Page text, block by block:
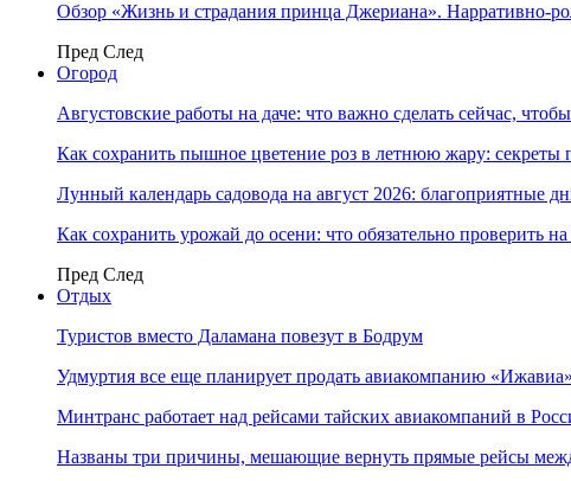
Обзор «Жизнь и страдания принца Джериана». Нарративно-
Пред След
Огород
Августовские работы на даче: что важно сделать сейчас,
Как сохранить пышное цветение роз в летнюю жару: секреты
Лунный календарь садовода на август 2026: благоприятные
Как сохранить урожай до осени: что обязательно проверить
Пред След
Отдых
Туристов вместо Даламана повезут в Бодрум
Удмуртия все еще планирует продать авиакомпанию «Ижавиа»
Минтранс работает над рейсами тайских авиакомпаний в
Названы три причины, мешающие вернуть прямые рейсы